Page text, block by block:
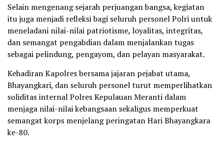
Selain mengenang sejarah perjuangan bangsa, kegiatan
itu juga menjadi refleksi bagi seluruh personel Polri untuk
meneladani nilai-nilai patriotisme, loyalitas, integritas,
dan semangat pengabdian dalam menjalankan tugas
sebagai pelindung, pengayom, dan pelayan masyarakat.
Kehadiran Kapolres bersama jajaran pejabat utama,
Bhayangkari, dan seluruh personel turut memperlihatkan
soliditas internal Polres Kepulauan Meranti dalam
menjaga nilai-nilai kebangsaan sekaligus memperkuat
semangat korps menjelang peringatan Hari Bhayangkara
ke-80.